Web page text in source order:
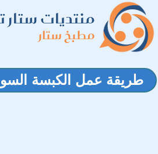
منتديات ستار
مطبخ ستار
طريقة عمل الكبسة